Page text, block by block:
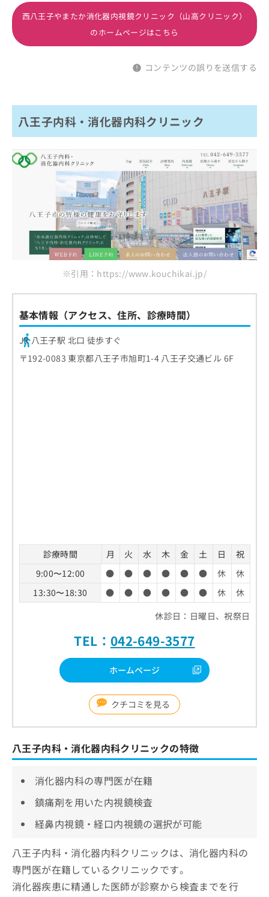
西八王子やまたか消化器内視鏡クリニック（山高クリニック）
のホームページはこちら
コンテンツの誤りを送信する
八王子内科・消化器内科クリニック
※引用：https://www.kouchikai.jp/
基本情報（アクセス、住所、診療時間）
JR 八王子駅 北口 徒歩すぐ
〒192-0083 東京都八王子市旭町1-4 八王子交通ビル 6F
診療時間 月 火 水 木 金 土 日
祝
9:00〜12:00
● ● ● ● ● ● 休
休
13:30〜18:30
● ● ● ● ● ● 休
休
休診日：日曜日、祝祭日
TEL： 042-649-3577
ホームページ
クチコミを見る
八王子内科・消化器内科クリニックの特徴
消化器内科の専門医が在籍
鎮痛剤を用いた内視鏡検査
経鼻内視鏡・経口内視鏡の選択が可能
八王子内科・消化器内科クリニックは、消化器内科の
専門医が在籍しているクリニックです。
消化器疾患に精通した医師が診察から検査までを行